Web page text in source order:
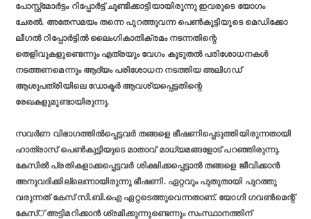
പോസ്റ്റ്‌മോര്‍ട്ടം റിപ്പോര്‍ട്ട് ചൂണ്ടിക്കാട്ടിയായിരുന്നു ഇവരുടെ യോഗം
ചേരല്‍. അതേസമയം തന്നെ പുറത്തുവന്ന പെണ്‍കുട്ടിയുടെ മെഡിക്കോ
ലീഗല്‍ റിപ്പോര്‍ട്ടില്‍ ലൈംഗികാതിക്രമം നടന്നതിന്റെ
തെളിവുകളുണ്ടെന്നും എത്രയും വേഗം കൂടുതല്‍ പരിശോധനകള്‍
നടത്തണമെന്നും ആദ്യം പരിശോധന നടത്തിയ അലിഗഡ്
ആശുപത്രിയിലെ ഡോക്ടര്‍ ആവശ്യപ്പെട്ടതിന്റെ
രേഖകളുമുണ്ടായിരുന്നു.
സവര്‍ണ വിഭാഗത്തില്‍പ്പെട്ടവര്‍ തങ്ങളെ ഭീഷണിപ്പെടുത്തിയിരുന്നതായി
ഹാത്രാസ് പെണ്‍കുട്ടിയുടെ മാതാവ് മാധ്യമങ്ങളോട് പറഞ്ഞിരുന്നു.
കേസില്‍ പ്രതികളാക്കപ്പെട്ടവര്‍ ശിക്ഷിക്കപ്പെട്ടാല്‍ തങ്ങളെ ജീവിക്കാന്‍
അനുവദിക്കില്ലെന്നായിരുന്നു ഭീഷണി. ഏറ്റവും പുതുതായി പുറത്തു
വരുന്നത് കേസ് സി.ബി.ഐ ഏറ്റടെത്തുവെന്നതാണ്. യോഗി ഗവണ്‍മെന്റ്
കേസ്് അട്ടിമറിക്കാന്‍ ശ്രമിക്കുന്നുണ്ടെന്നും സംസ്ഥാനത്തിന്